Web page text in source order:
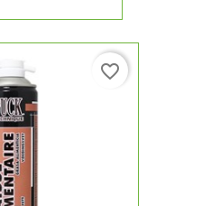
favorite_border